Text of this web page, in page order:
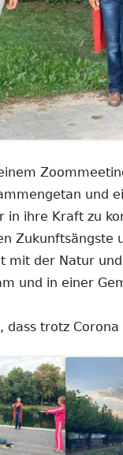
und
in ihre Kraft zu
Zukunftsängste
mit der Natur
und in einer
dass trotz